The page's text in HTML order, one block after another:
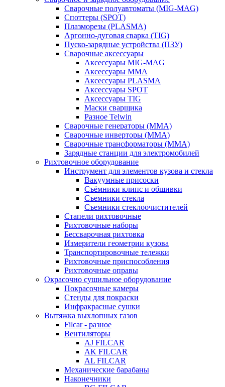
Сварочные полуавтоматы (MIG-MAG)
Споттеры (SPOT)
Плазморезы (PLASMA)
Аргонно-дуговая сварка (TIG)
Пуско-зарядные устройства (ПЗУ)
Сварочные аксессуары
Аксессуары MIG-MAG
Аксессуары MMA
Аксессуары PLASMA
Аксессуары SPOT
Аксессуары TIG
Маски сварщика
Разное Telwin
Сварочные генераторы (MMA)
Сварочные инверторы (MMA)
Сварочные трансформаторы (MMA)
Зарядные станции для электромобилей
Рихтовочное оборудование
Инструмент для элементов кузова и стекла
Вакуумные присоски
Съёмники клипс и обшивки
Съемники стекла
Съемники стеклоочистителей
Стапели рихтовочные
Рихтовочные наборы
Бессварочная рихтовка
Измерители геометрии кузова
Транспортировочные тележки
Рихтовочные приспособления
Рихтовочные оправы
Окрасочно сушильное оборудование
Покрасочные камеры
Стенды для покраски
Инфракрасные сушки
Вытяжка выхлопных газов
Filcar - разное
Вентиляторы
AJ FILCAR
AK FILCAR
AL FILCAR
Механические барабаны
Наконечники